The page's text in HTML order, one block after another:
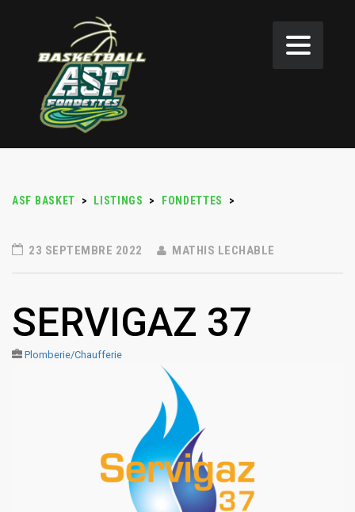
ASF BASKET > LISTINGS > FONDETTES >
23 SEPTEMBRE 2022 MATHIS LECHABLE
SERVIGAZ 37
Plomberie/Chaufferie